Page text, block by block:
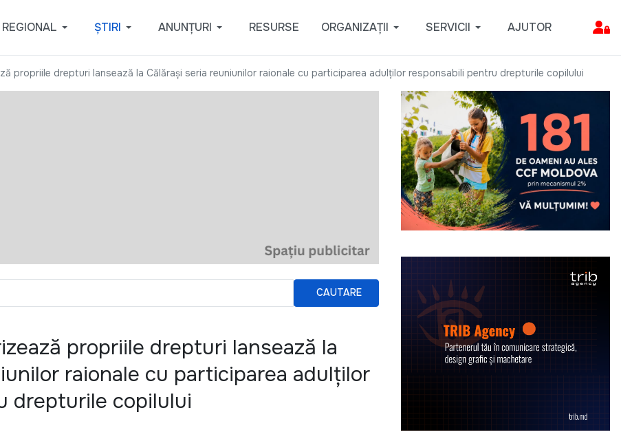
REGIONAL ȘTIRI ANUNȚURI RESURSE ORGANIZAȚII SERVICII AJUTOR
propriile drepturi lansează la Călăraşi seria reuniunilor raionale cu participarea adulţilor responsabili pentru drepturile copilului
CAUTARE
propriile drepturi lansează la
raionale cu participarea adulţilor
drepturile copilului